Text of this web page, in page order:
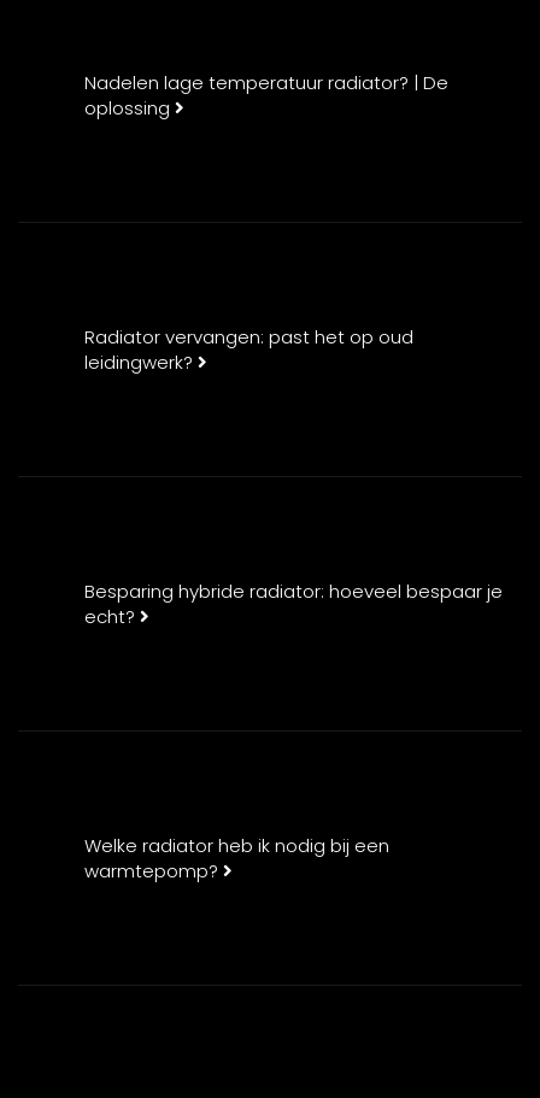
Nadelen lage temperatuur radiator? | De
oplossing
Radiator vervangen: past het op oud
leidingwerk?
Besparing hybride radiator: hoeveel bespaar je
echt?
Welke radiator heb ik nodig bij een
warmtepomp?